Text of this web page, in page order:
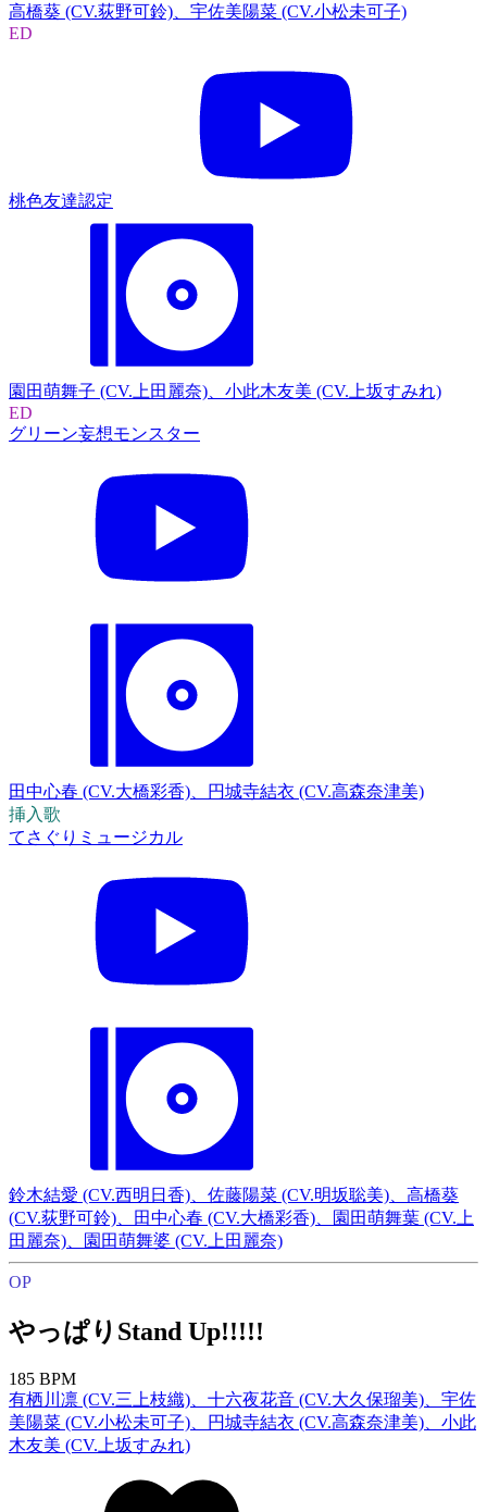
高橋葵 (CV.荻野可鈴)、宇佐美陽菜 (CV.小松未可子)
ED
桃色友達認定
園田萌舞子 (CV.上田麗奈)、小此木友美 (CV.上坂すみれ)
ED
グリーン妄想モンスター
田中心春 (CV.大橋彩香)、円城寺結衣 (CV.高森奈津美)
挿入歌
てさぐりミュージカル
鈴木結愛 (CV.西明日香)、佐藤陽菜 (CV.明坂聡美)、高橋葵
(CV.荻野可鈴)、田中心春 (CV.大橋彩香)、園田萌舞葉 (CV.上
田麗奈)、園田萌舞婆 (CV.上田麗奈)
OP
やっぱりStand Up!!!!!
185 BPM
有栖川凛 (CV.三上枝織)、十六夜花音 (CV.大久保瑠美)、宇佐
美陽菜 (CV.小松未可子)、円城寺結衣 (CV.高森奈津美)、小此
木友美 (CV.上坂すみれ)